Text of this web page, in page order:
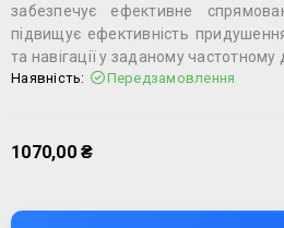
забезпечує ефективне
підвищує ефективність
та навігації у заданому частотному
Наявність: Передзамовлення
1070,00 ₴